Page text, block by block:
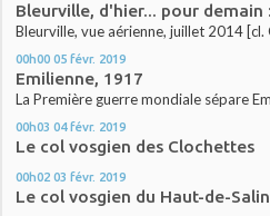
Bleurville, d'hier... pour demain
Bleurville, vue aérienne, juillet 2014 [cl.
00h00 05 févr. 2019
Emilienne, 1917
La Première guerre mondiale sépare
00h03 04 févr. 2019
Le col vosgien des Clochettes
00h02 03 févr. 2019
Le col vosgien du Haut-de-